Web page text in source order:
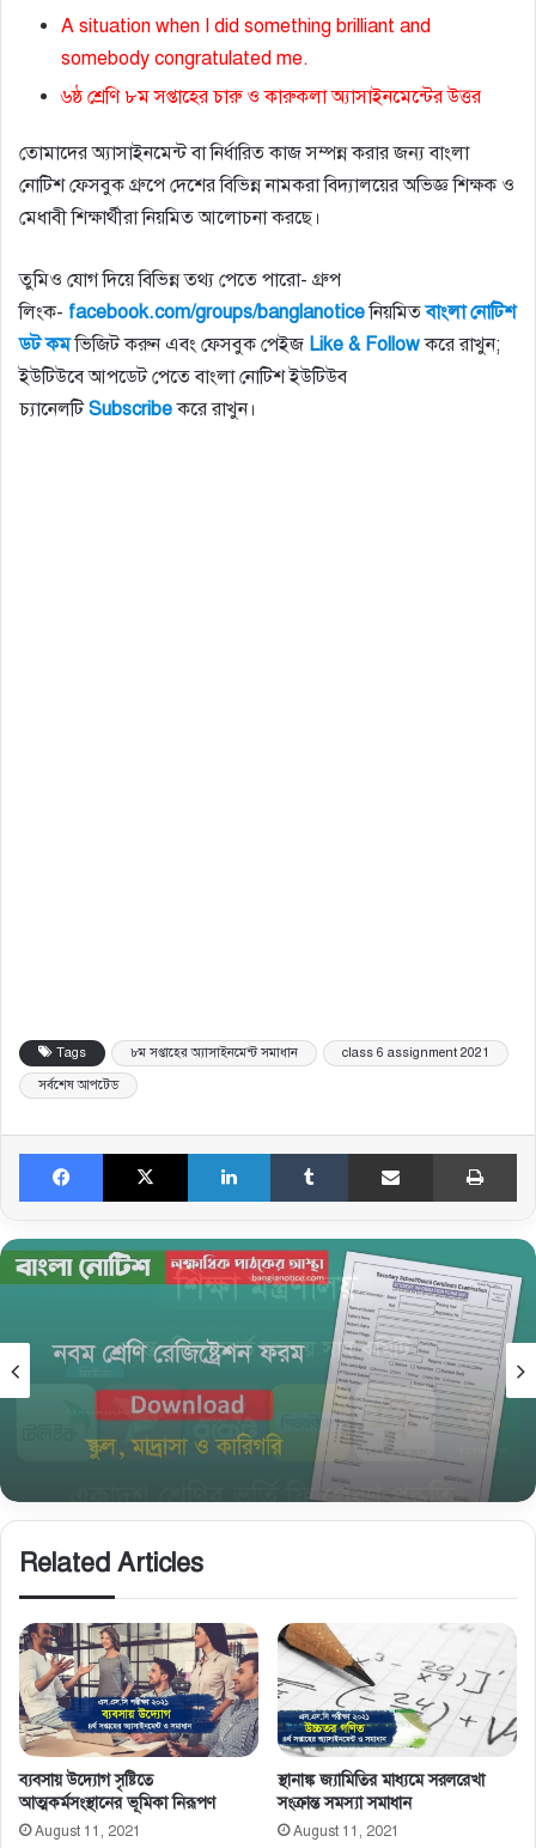
A situation when I did something brilliant and
somebody congratulated me.
৬ষ্ঠ শ্রেণি ৮ম সপ্তাহের চারু ও কারুকলা অ্যাসাইনমেন্টের উত্তর
তোমাদের অ্যাসাইনমেন্ট বা নির্ধারিত কাজ সম্পন্ন করার জন্য বাংলা
নোটিশ ফেসবুক গ্রুপে দেশের বিভিন্ন নামকরা বিদ্যালয়ের অভিজ্ঞ শিক্ষক ও
মেধাবী শিক্ষার্থীরা নিয়মিত আলোচনা করছে।
তুমিও যোগ দিয়ে বিভিন্ন তথ্য পেতে পারো- গ্রুপ
লিংক- facebook.com/groups/banglanoticeনিয়মিতবাংলা নোটিশ
ডট কমভিজিট করুন এবং ফেসবুক পেইজ Like & Followকরে রাখুন;
ইউটিউবে আপডেট পেতে বাংলা নোটিশ ইউটিউব
চ্যানেলটিSubscribeকরে রাখুন।
Tags ৮ম সপ্তাহের অ্যাসাইনমেন্ট সমাধান class 6 assignment 2021
সর্বশেষ আপটেড
Facebook X LinkedIn Tumblr Share via Email
নিউজ
November 5, 2025
নবম শ্রেণি রেজিষ্ট্রেশন তথ্য সংগ্রহের ফরম ও জরুরি
নির্দেশনা
Related Articles
ব্যবসায় উদ্যোগ সৃষ্টিতে
আত্মকর্মসংস্থানের ভূমিকা নিরূপণ
August 11, 2021
স্থানাঙ্ক জ্যামিতির মাধ্যমে সরলরেখা
সংক্রান্ত সমস্যা সমাধান
August 11, 2021